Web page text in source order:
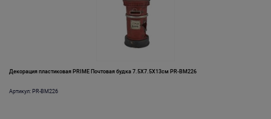
Декорация пластиковая PRIME Почтовая будка 7.5X7.5X13см PR-BM226
Артикул: PR-BM226